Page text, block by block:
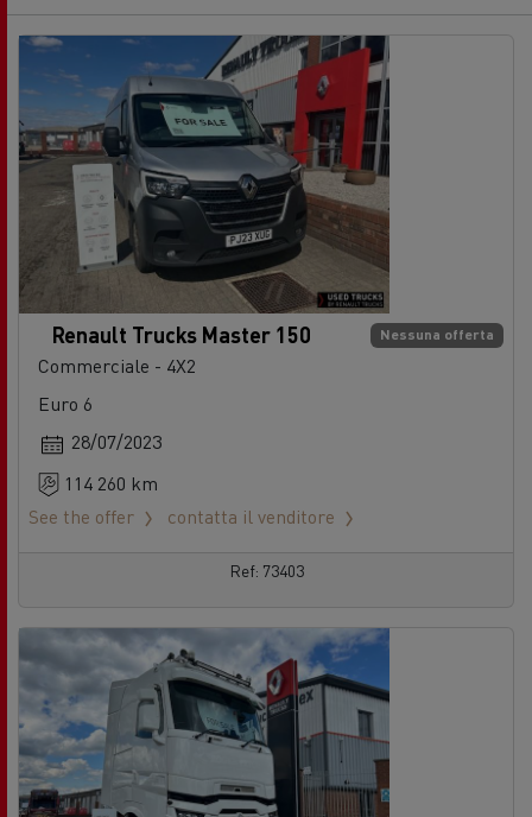
Nessuna offerta
Renault Trucks Master 150
Commerciale - 4X2
Euro 6
28/07/2023
114 260 km
See the offer
contatta il venditore
Ref: 73403